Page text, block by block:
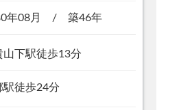
年08月 / 築46年
山下駅徒歩13分
駅徒歩24分